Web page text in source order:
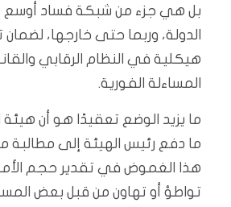
بل هي جزء من شبكة فساد أوسع
الدولة، وربما حتى خارجها،
هيكلية في النظام الرقابي
المساءلة الفورية.
ما يزيد الوضع تعقيدًا هو أن
ما دفع رئيس الهيئة إلى مطالبة
هذا الغموض في تقدير حجم
تواطؤ أو تهاون من قبل بعض